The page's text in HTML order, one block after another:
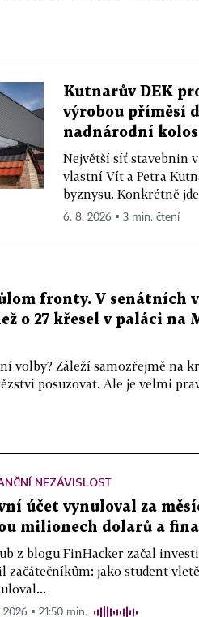
Kutnarův DEK
výrobou příměsí
nadnárodní
Největší síť stavebnin
vlastní Vít a Petra
byznysu. Konkrétně jde
6. 8. 2026 ▪ 3 min. čtení
fronty. V senátních
o 27 křesel v paláci na
volby? Záleží samozřejmě na
posuzovat. Ale je velmi
NEZÁVISLOST
účet vynuloval za
milionech dolarů a
z blogu FinHacker začal
začátečníkům: jako student
2026 ▪ 21:50 min.